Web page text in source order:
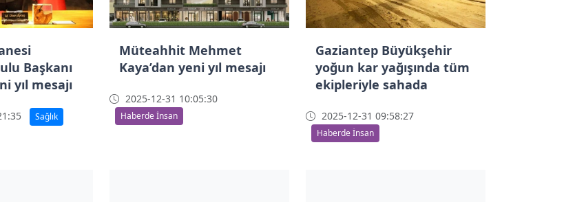
Başkanı
yıl mesajı
Sağlık
Müteahhit Mehmet
Kaya’dan yeni yıl mesajı
2025-12-31 10:05:30
Haberde İnsan
Gaziantep Büyükşehir
yoğun kar yağışında tüm
ekipleriyle sahada
2025-12-31 09:58:27
Haberde İnsan